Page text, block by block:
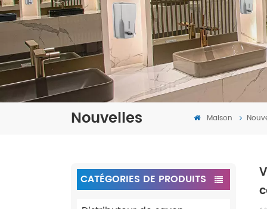
Nouvelles Maison
CATÉGORIES DE PRODUITS